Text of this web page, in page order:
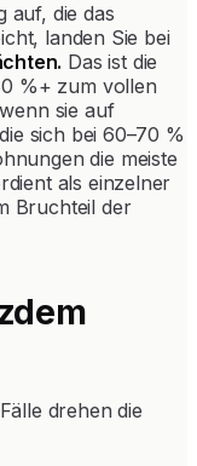
auf, die das
landen Sie bei
Das ist die
%+ zum vollen
sie auf
sich bei 60–70 %
die meiste
als einzelner
Bruchteil der
drehen die